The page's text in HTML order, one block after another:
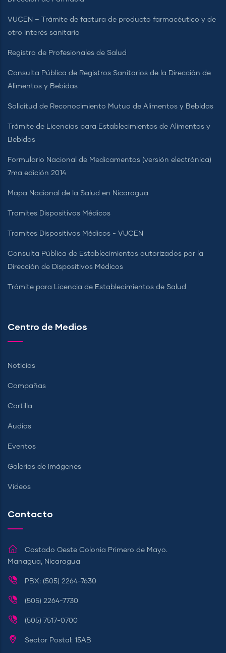
VUCEN – Trámite de factura de producto farmacéutico y de
otro interés sanitario
Registro de Profesionales de Salud
Consulta Pública de Registros Sanitarios de la Dirección de
Alimentos y Bebidas
Solicitud de Reconocimiento Mutuo de Alimentos y Bebidas
Trámite de Licencias para Establecimientos de Alimentos y
Bebidas
Formulario Nacional de Medicamentos (versión electrónica)
7ma edición 2014
Mapa Nacional de la Salud en Nicaragua
Tramites Dispositivos Médicos
Tramites Dispositivos Médicos - VUCEN
Consulta Pública de Establecimientos autorizados por la
Dirección de Dispositivos Médicos
Trámite para Licencia de Establecimientos de Salud
Centro de Medios
Noticias
Campañas
Cartilla
Audios
Eventos
Galerías de Imágenes
Videos
Contacto
Costado Oeste Colonia Primero de Mayo.
Managua, Nicaragua
PBX: (505) 2264-7630
(505) 2264-7730
(505) 7517-0700
Sector Postal: 15AB